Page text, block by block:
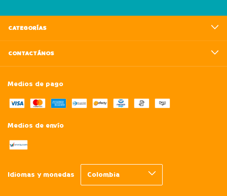
CATEGORÍAS
CONTACTÁNOS
Medios de pago
Medios de envío
Idiomas y monedas